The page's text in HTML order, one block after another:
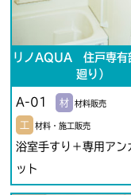
リノAQUA 住戸専有
廻り）
A-01 材 材料販売
工 材料・施工販売
浴室手すり＋専用アン
ット